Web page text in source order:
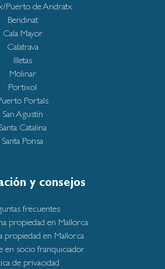
Puerto de Andratx
Bendinat
Cala Mayor
Calatrava
Illetas
Molinar
Portixol
Portals
San Agustín
Santa Catalina
Santa Ponsa
y consejos
frecuentes
propiedad en Mallorca
propiedad en Mallorca
en socio franquiciador
de privacidad